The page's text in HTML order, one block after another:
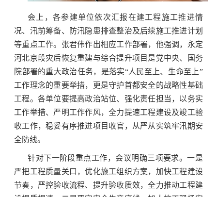
会上，各参建单位依次汇报在建工程施工推进情
况、汛前筹备、防汛隐患排查整治及后续施工推进计划
等重点工作。张君伟作出相应工作部署，他强调，永定
河北京段灾后恢复重建与综合提升项目是党中央、国务
院部署的重大政治任务，是落实“人民至上、生命至上”
工作理念的重要举措，更是守护首都安全的战略性基础
工程。各单位要提高政治站位、强化责任担当，以务实
工作举措、严明工作作风，全力提速工程建设及竣工验
收工作，稳妥有序推进项目收官，从严从实筑牢汛期安
全防线。
针对下一阶段重点工作，会议明确三项要求。一是
严把工程质量关口，优化施工组织方案，加快工程建设
节奏，严控验收流程、提升验收质效，全力推动工程建